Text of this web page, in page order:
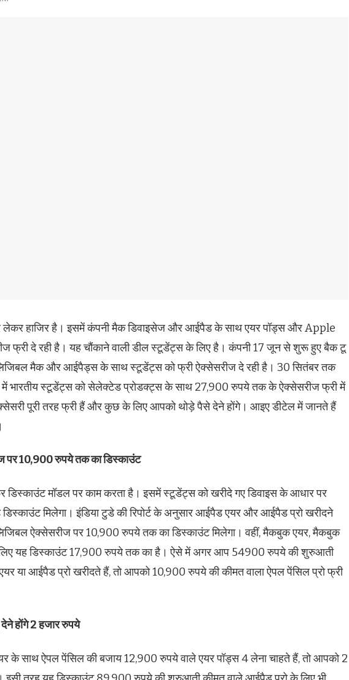
हाजिर है। इसमें कंपनी मैक डिवाइसेज और आईपैड के साथ एयर पॉड्स और Apple
फ्री दे रही है। यह चौंकाने वाली डील स्टूडेंट्स के लिए है। कंपनी 17 जून से शुरू हुए बैक टू
मैक और आईपैड्स के साथ स्टूडेंट्स को फ्री ऐक्सेसरीज दे रही है। 30 सितंबर तक
भारतीय स्टूडेंट्स को सेलेक्टेड प्रोडक्ट्स के साथ 27,900 रुपये तक के ऐक्सेसरीज फ्री में
पूरी तरह फ्री हैं और कुछ के लिए आपको थोड़े पैसे देने होंगे। आइए डीटेल में जानते हैं
पर 10,900 रुपये तक का डिस्काउंट
डिस्काउंट मॉडल पर काम करता है। इसमें स्टूडेंट्स को खरीदे गए डिवाइस के आधार पर
मिलेगा। इंडिया टुडे की रिपोर्ट के अनुसार आईपैड एयर और आईपैड प्रो खरीदने
ऐक्सेसरीज पर 10,900 रुपये तक का डिस्काउंट मिलेगा। वहीं, मैकबुक एयर, मैकबुक
यह डिस्काउंट 17,900 रुपये तक का है। ऐसे में अगर आप 54900 रुपये की शुरुआती
या आईपैड प्रो खरीदते हैं, तो आपको 10,900 रुपये की कीमत वाला ऐपल पेंसिल प्रो फ्री
होंगे 2 हजार रुपये
साथ ऐपल पेंसिल की बजाय 12,900 रुपये वाले एयर पॉड्स 4 लेना चाहते हैं, तो आपको 2